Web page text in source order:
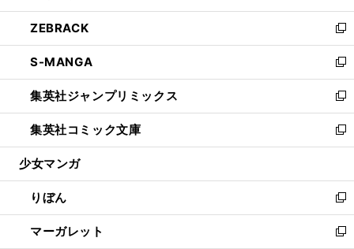
開
く
ウ
で
開
く
ン
ド
ウ
で
開
く
ウ
ィ
ン
ド
ウ
で
開
く
し
い
ウ
ィ
ン
ド
ウ
で
開
ZEBRACK
新
し
い
ウ
ィ
ン
ド
ウ
開
く
S-MANGA
新
し
い
ウ
ィ
ン
ウ
で
開
く
集英社ジャンプリミックス
新
し
い
ウ
ン
ド
ウ
で
集英社コミック文庫
新
し
ウ
ィ
ン
ド
少女マンガ
りぼん
新
し
い
マーガレット
新